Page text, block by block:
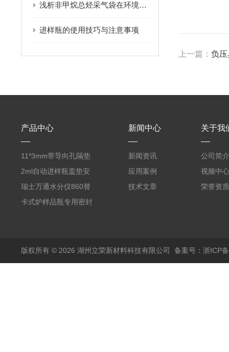
浅析非甲烷总烃采气袋在环境监测中的重要性
进样瓶的使用技巧与注意事项
上一篇：负
产品中心
11*3mm带导向孔隔垫
气相色谱仪用红色耐
380℃高温 替代5193-
4757 瓶装一瓶50个
2ml自动进样瓶盖垫安
捷伦款气相螺纹顶空瓶
液相切口9*1mm聚四氟
瑞士万通水分仪860替
代原装产品 6.1448.057
卡式炉样品瓶专用密封
新闻中心
新闻资讯
应用案例
技术文章
关于我
公司简介
视频中心
荣誉资质
版权所有 © 2026 湖州立荣新材料科技有限公司 备案号：浙ICP